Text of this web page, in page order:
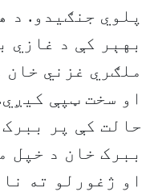
پلوي جنګیدو. د
بهېر کې د غازي
ملګري غزني
او سخت ټپې
حالت کې پر
ببرک خان د خپل
او ژغورلو ته